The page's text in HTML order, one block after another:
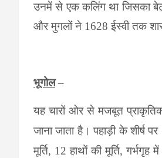
उनमें से एक कलिंग था जिसका
और मुगलों ने 1628 ईस्वी तक
भूगोल–
यह चारों ओर से मजबूत प्राकृतिक
जाना जाता है।पहाड़ी के शीर्ष पर
मूर्ति, 12 हाथों की मूर्ति,गर्भगृह